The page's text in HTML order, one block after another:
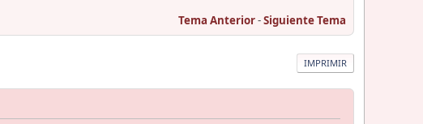
Tema Anterior-Siguiente Tema
IMPRIMIR